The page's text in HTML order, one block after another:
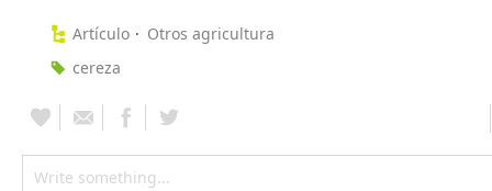
Artículo
Otros agricultura
cereza